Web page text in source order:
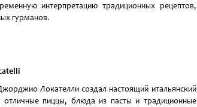
интерпретацию традиционных рецептов,
гурманов.
Локателли создал настоящий итальянский
пиццы, блюда из пасты и традиционные